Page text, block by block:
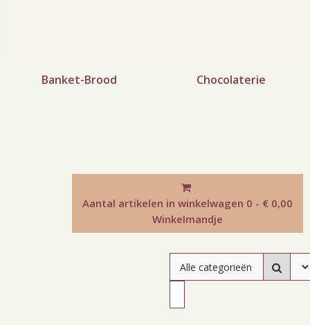
Banket-Brood Chocolaterie
Aantal artikelen in winkelwagen 0 - € 0,00
Winkelmandje